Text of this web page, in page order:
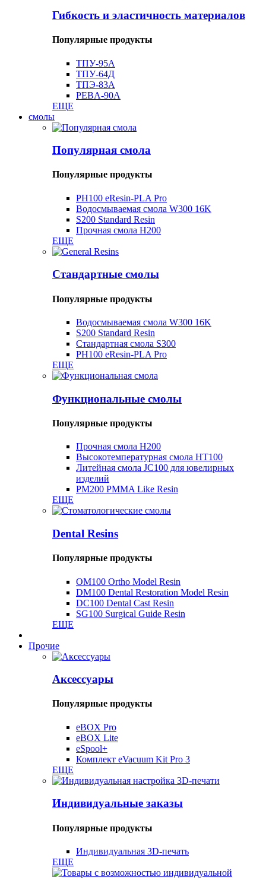
Гибкость и эластичность материалов
Популярные продукты
ТПУ-95А
ТПУ-64Д
ТПЭ-83А
PEBA-90A
ЕЩЕ
смолы
Популярная смола
Популярные продукты
PH100 ​​eResin-PLA Pro
Водосмываемая смола W300 16K
S200 Standard Resin
Прочная смола H200
ЕЩЕ
Стандартные смолы
Популярные продукты
Водосмываемая смола W300 16K
S200 Standard Resin
Стандартная смола S300
PH100 ​​eResin-PLA Pro
ЕЩЕ
Функциональные смолы
Популярные продукты
Прочная смола H200
Высокотемпературная смола HT100
Литейная смола JC100 для ювелирных
изделий
PM200 PMMA Like Resin
ЕЩЕ
Dental Resins
Популярные продукты
OM100 Ortho Model Resin
DM100 Dental Restoration Model Resin
DC100 Dental Cast Resin
SG100 Surgical Guide Resin
ЕЩЕ
Прочие
Аксессуары
Популярные продукты
eBOX Pro
eBOX Lite
eSpool+
Комплект eVacuum Kit Pro 3
ЕЩЕ
Индивидуальные заказы
Популярные продукты
Индивидуальная 3D-печать
ЕЩЕ